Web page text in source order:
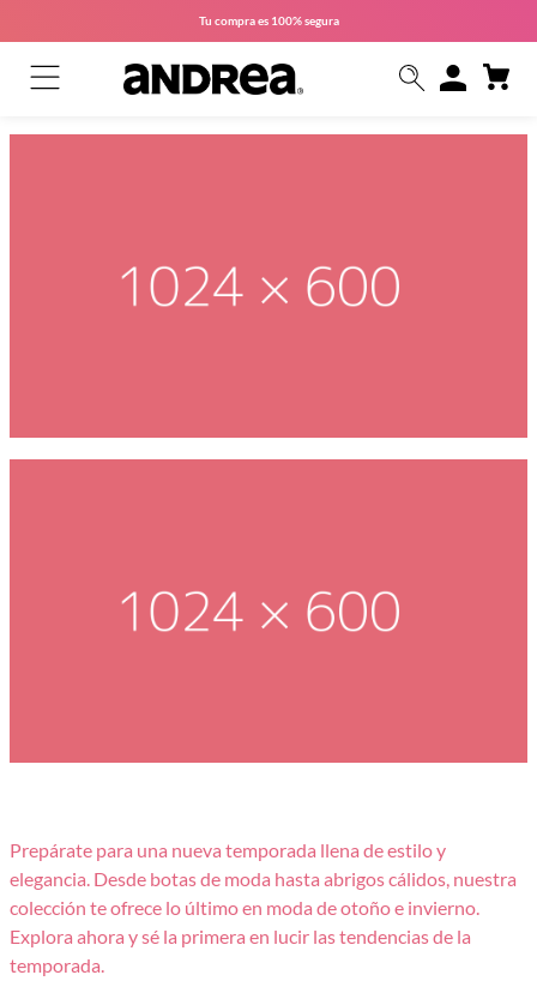
Tu compra es 100% segura
Prepárate para una nueva temporada llena de estilo y
elegancia. Desde botas de moda hasta abrigos cálidos, nuestra
colección te ofrece lo último en moda de otoño e invierno.
Explora ahora y sé la primera en lucir las tendencias de la
temporada.